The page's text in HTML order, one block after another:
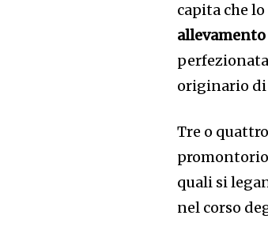
capita che
originario di
Tre o
quali si
nel corso